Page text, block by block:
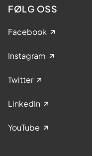
FØLG OSS
Facebook
Instagram
Twitter
LinkedIn
YouTube